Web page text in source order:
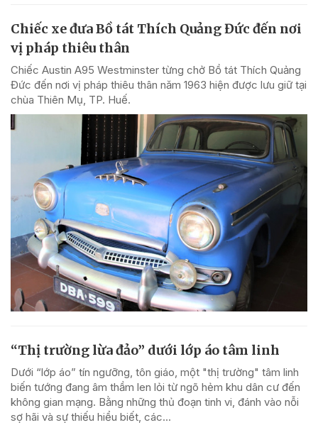
Chiếc xe đưa Bồ tát Thích Quảng Đức đến nơi
vị pháp thiêu thân
Chiếc Austin A95 Westminster từng chở Bồ tát Thích Quảng
Đức đến nơi vị pháp thiêu thân năm 1963 hiện được lưu giữ tại
chùa Thiên Mụ, TP. Huế.
“Thị trường lừa đảo” dưới lớp áo tâm linh
Dưới “lớp áo” tín ngưỡng, tôn giáo, một "thị trường" tâm linh
biến tướng đang âm thầm len lỏi từ ngõ hẻm khu dân cư đến
không gian mạng. Bằng những thủ đoạn tinh vi, đánh vào nỗi
sợ hãi và sự thiếu hiểu biết, các...